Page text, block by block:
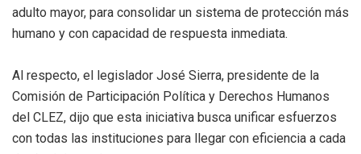
adulto mayor, para consolidar un sistema de protección más
humano y con capacidad de respuesta inmediata.
Al respecto, el legislador José Sierra, presidente de la
Comisión de Participación Política y Derechos Humanos
del CLEZ, dijo que esta iniciativa busca unificar esfuerzos
con todas las instituciones para llegar con eficiencia a cada